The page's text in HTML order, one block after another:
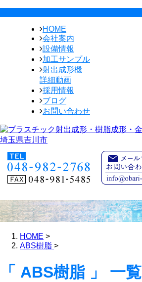
HOME
会社案内
設備情報
加工サンプル
射出成形機
詳細動画
採用情報
ブログ
お問い合わせ
HOME >
ABS樹脂 >
「 ABS樹脂 」 一覧